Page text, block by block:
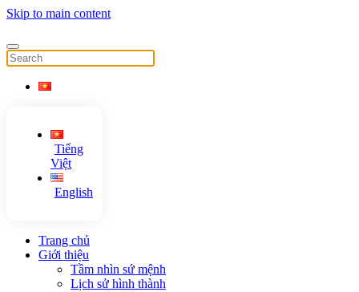
Skip to main content
Tiếng
Việt
English
Trang chủ
Giới thiệu
Tầm nhìn sứ mệnh
Lịch sử hình thành